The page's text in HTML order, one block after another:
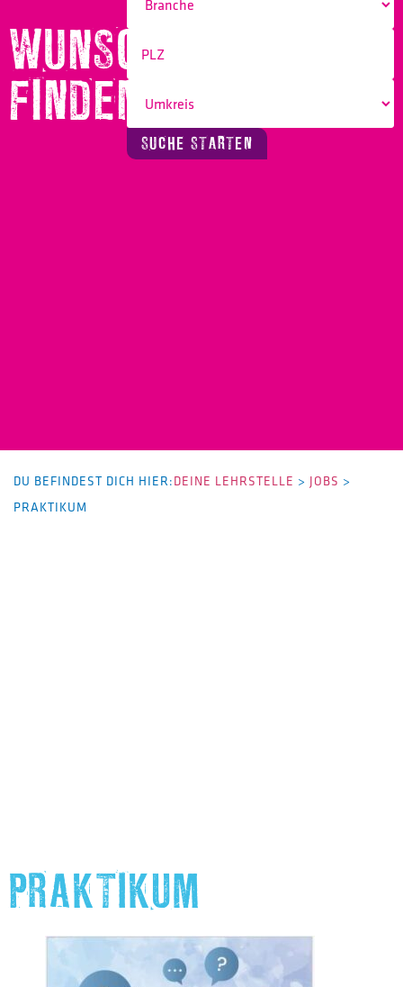
WUNSCHBERUF
FINDEN!
SUCHE STARTEN
DU BEFINDEST DICH HIER:DEINE LEHRSTELLE > JOBS >
PRAKTIKUM
PRAKTIKUM